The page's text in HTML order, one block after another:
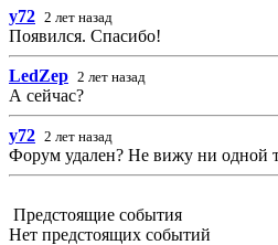
y72 2 лет назад
Появился. Спасибо!
LedZep 2 лет назад
А сейчас?
y72 2 лет назад
Форум удален? Не вижу ни одной
Предстоящие события
Нет предстоящих событий